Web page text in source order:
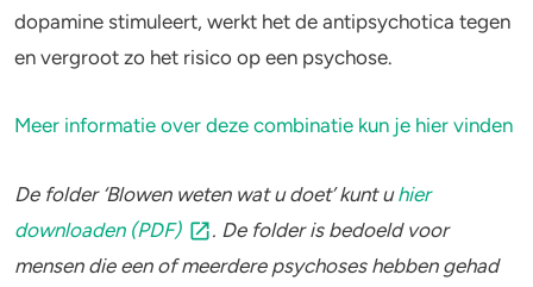
dopamine stimuleert, werkt het de antipsychotica tegen
en vergroot zo het risico op een psychose.
Meer informatie over deze combinatie kun je hier vinden
De folder ‘Blowen weten wat u doet’ kunt uhier
downloaden (PDF)
. De folder is bedoeld voor
mensen die een of meerdere psychoses hebben gehad